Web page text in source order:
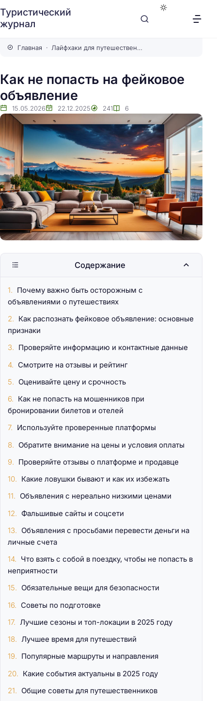
Туристический
журнал
Главная Лайфхаки для путешественников
Как не попасть на фейковое
объявление
15.05.2026 22.12.2025 241 6
Содержание
Почему важно быть осторожным с
объявлениями о путешествиях
Как распознать фейковое объявление: основные
признаки
Проверяйте информацию и контактные данные
Смотрите на отзывы и рейтинг
Оценивайте цену и срочность
Как не попасть на мошенников при
бронировании билетов и отелей
Используйте проверенные платформы
Обратите внимание на цены и условия оплаты
Проверяйте отзывы о платформе и продавце
Какие ловушки бывают и как их избежать
Объявления с нереально низкими ценами
Фальшивые сайты и соцсети
Объявления с просьбами перевести деньги на
личные счета
Что взять с собой в поездку, чтобы не попасть в
неприятности
Обязательные вещи для безопасности
Советы по подготовке
Лучшие сезоны и топ-локации в 2025 году
Лучшее время для путешествий
Популярные маршруты и направления
Какие события актуальны в 2025 году
Общие советы для путешественников